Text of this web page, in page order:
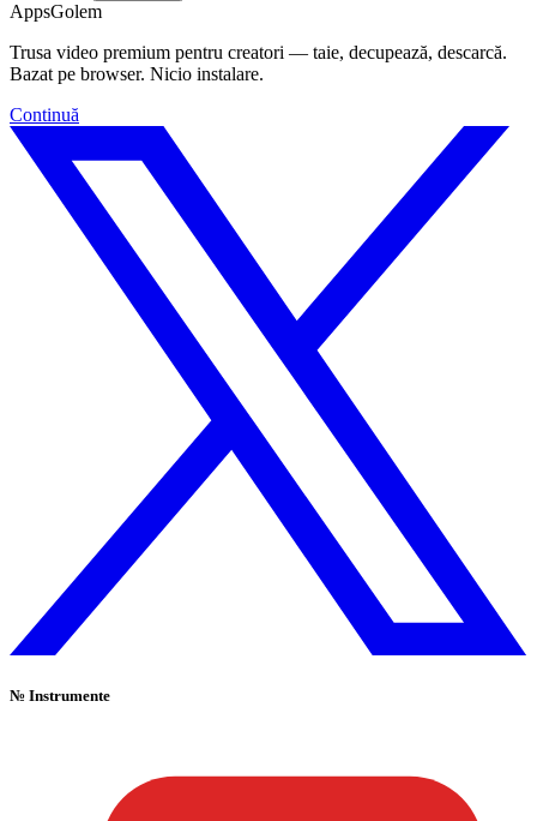
AppsGolem
Trusa video premium pentru creatori — taie, decupează, descarcă.
Bazat pe browser. Nicio instalare.
Continuă
№ Instrumente